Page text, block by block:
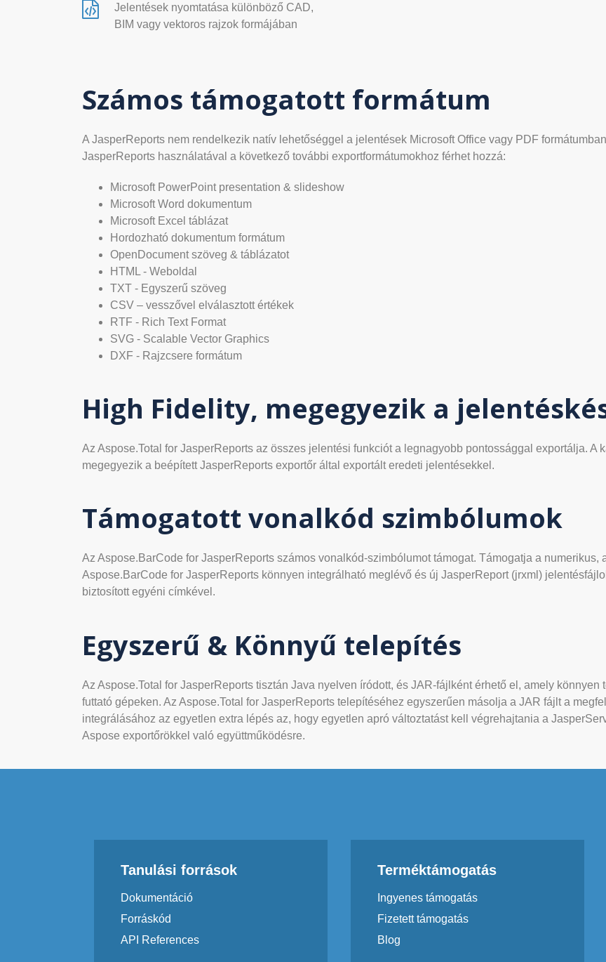
Jelentések nyomtatása különböző CAD,
BIM vagy vektoros rajzok formájában
Számos támogatott formátum
A JasperReports nem rendelkezik natív lehetőséggel a jelentések Microsoft Office vagy PDF
JasperReports használatával a következő további exportformátumokhoz férhet hozzá:
Microsoft PowerPoint presentation & slideshow
Microsoft Word dokumentum
Microsoft Excel táblázat
Hordozható dokumentum formátum
OpenDocument szöveg & táblázatot
HTML - Weboldal
TXT - Egyszerű szöveg
CSV – vesszővel elválasztott értékek
RTF - Rich Text Format
SVG - Scalable Vector Graphics
DXF - Rajzcsere formátum
High Fidelity, megegyezik a
Az Aspose.Total for JasperReports az összes jelentési funkciót a legnagyobb pontossággal exportálja. A
megegyezik a beépített JasperReports exportőr által exportált eredeti jelentésekkel.
Támogatott vonalkód szimbólumok
Az Aspose.BarCode for JasperReports számos vonalkód-szimbólumot támogat. Támogatja a numerikus,
Aspose.BarCode for JasperReports könnyen integrálható meglévő és új JasperReport (jrxml)
biztosított egyéni címkével.
Egyszerű & Könnyű telepítés
Az Aspose.Total for JasperReports tisztán Java nyelven íródott, és JAR-fájlként érhető el, amely
futtató gépeken. Az Aspose.Total for JasperReports telepítéséhez egyszerűen másolja a JAR fájlt a
integrálásához az egyetlen extra lépés az, hogy egyetlen apró változtatást kell végrehajtania a
Aspose exportőrökkel való együttműködésre.
Tanulási források
Dokumentáció
Forráskód
API References
Terméktámogatás
Ingyenes támogatás
Fizetett támogatás
Blog